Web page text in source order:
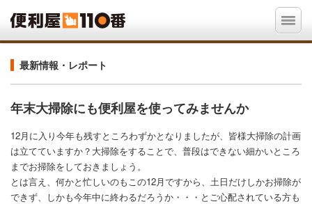
最新情報・レポート
年末大掃除にも便利屋を使ってみませんか
12月に入り今年も残すところわずかとなりましたが、皆様大掃除の計画
は立てていますか？大掃除をすることで、普段はできない細かいところ
までお掃除をしておきましょう。
とは言え、何かと忙しいのもこの12月ですから、土日だけしかお掃除が
できず、しかも今年中に終わるだろうか・・・とご心配されている方も